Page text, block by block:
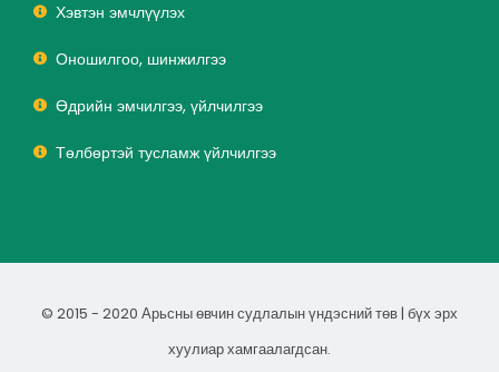
Хэвтэн эмчлүүлэх
Оношилгоо, шинжилгээ
Өдрийн эмчилгээ, үйлчилгээ
Төлбөртэй тусламж үйлчилгээ
© 2015 - 2020 Арьсны өвчин судлалын үндэсний төв | бүх эрх
хуулиар хамгаалагдсан.